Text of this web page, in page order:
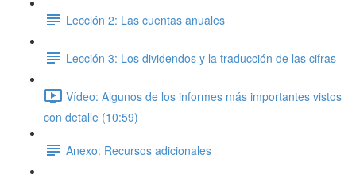
Lección 2: Las cuentas anuales
Lección 3: Los dividendos y la traducción de las cifras
Vídeo: Algunos de los informes más importantes vistos
con detalle (10:59)
Anexo: Recursos adicionales